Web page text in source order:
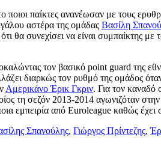
ποιοι παίκτες ανανέωσαν με τους
αστέρα της ομάδας Βασίλη
ότι θα συνεχίσει να είναι συμπαίκτης
τον βασικό point guard της
διαρκώς τον ρυθμό της ομάδος
Αμερικάνο Έρικ Γκριν. Για τον καναδό
τη σεζόν 2013-2014 αγωνιζόταν
εμπειρία από Euroleague καθώς
Σπανούλης, Γιώργος Πρίντεζης,